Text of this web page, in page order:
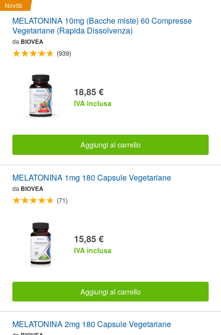
Novità
MELATONINA 10mg (Bacche miste) 60 Compresse
Vegetariane (Rapida Dissolvenza)
da BIOVEA
(939)
18,85 €
IVA inclusa
Aggiungi al carrello
MELATONINA 1mg 180 Capsule Vegetariane
da BIOVEA
(71)
15,85 €
IVA inclusa
Aggiungi al carrello
MELATONINA 2mg 180 Capsule Vegetariane